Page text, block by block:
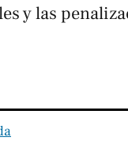
y las